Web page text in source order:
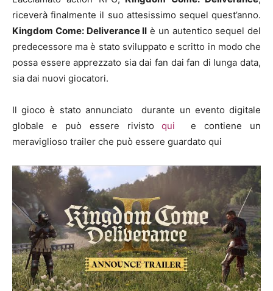
riceverà finalmente il suo attesissimo sequel quest’anno.
Kingdom Come: Deliverance II è un autentico sequel del
predecessore ma è stato sviluppato e scritto in modo che
possa essere apprezzato sia dai fan dai fan di lunga data,
sia dai nuovi giocatori.
Il gioco è stato annunciato durante un evento digitale
globale e può essere rivistoqui e contiene un
meraviglioso trailer che può essere guardato qui